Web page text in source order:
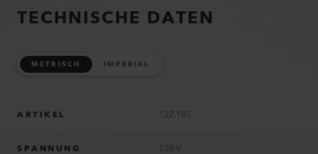
TECHNISCHE DATEN
METRISCH IMPERIAL
ARTIKEL 122.185
SPANNUNG 230 V